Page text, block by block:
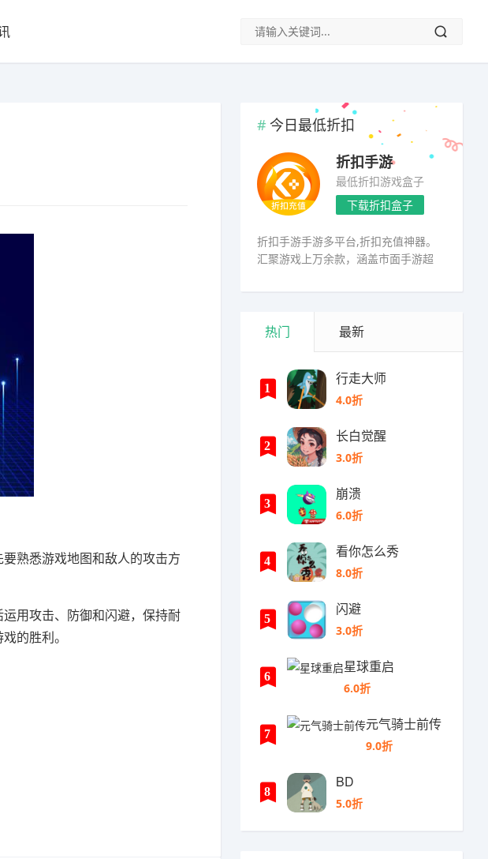
熟悉游戏地图和敌人的攻击方
用攻击、防御和闪避，保持耐
的胜利。
今日最低折扣
折扣手游
最低折扣游戏盒子
下载折扣盒子
折扣手游手游多平台,折扣充值神器。
汇聚游戏上万余款，涵盖市面手游超
热门 最新
1
行走大师
4.0折
2
长白觉醒
3.0折
3
崩溃
6.0折
4
看你怎么秀
8.0折
5
闪避
3.0折
6
星球重启
6.0折
7
元气骑士前传
9.0折
8
BD
5.0折